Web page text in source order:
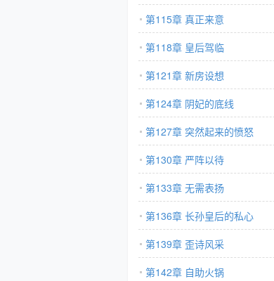
第115章 真正来意
第118章 皇后驾临
第121章 新房设想
第124章 阴妃的底线
第127章 突然起来的愤怒
第130章 严阵以待
第133章 无需表扬
第136章 长孙皇后的私心
第139章 歪诗风采
第142章 自助火锅